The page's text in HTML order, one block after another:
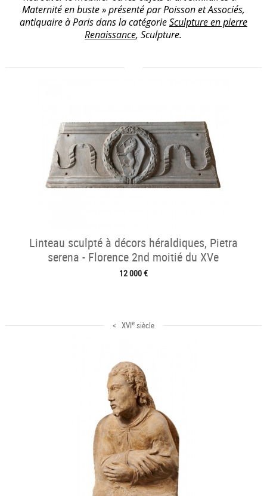
Maternité en buste » présenté par Poisson et Associés,
antiquaire à Paris dans la catégorieSculpture en pierre
Renaissance, Sculpture.
Linteau sculpté à décors héraldiques, Pietra
serena - Florence 2nd moitié du XVe
12 000 €
< XVIesiècle